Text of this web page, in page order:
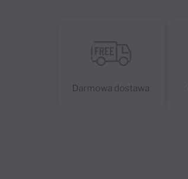
Darmowa dostawa